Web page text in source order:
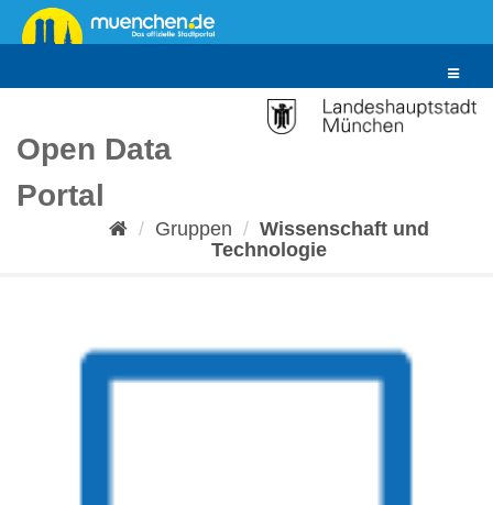
Überspringen
zum
Toggle
Open Data
Portal
Gruppen
Wissenschaft und
Technologie